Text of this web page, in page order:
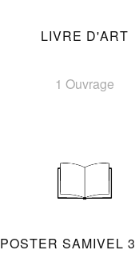
LIVRE D'ART
1 Ouvrage
POSTER SAMIVEL